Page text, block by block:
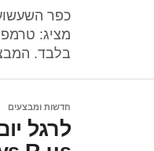
כפר
בלבד.
חדשות ומבצעים
לרגל